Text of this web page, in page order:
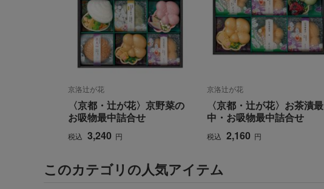
京洛辻が花
〈京都・辻が花〉京野菜の
お吸物最中詰合せ
税込 3,240 円
京洛辻が花
〈京都・辻が花〉お茶漬最
中・お吸物最中詰合せ
税込 2,160 円
このカテゴリの人気アイテム